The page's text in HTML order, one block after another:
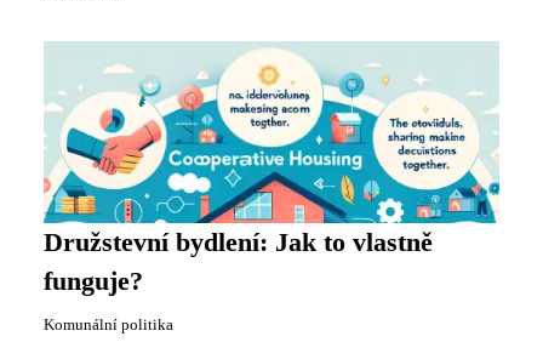
Družstevní bydlení: Jak to vlastně
funguje?
Komunální politika